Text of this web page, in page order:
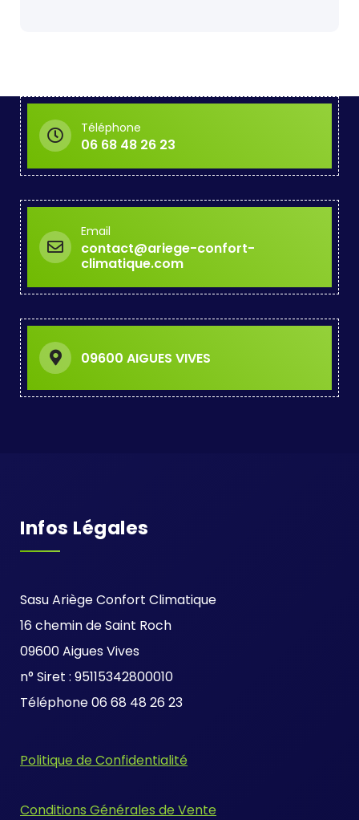
Téléphone
06 68 48 26 23
Email
contact@ariege-confort-
climatique.com
09600 AIGUES VIVES
Infos Légales
Sasu Ariège Confort Climatique
16 chemin de Saint Roch
09600 Aigues Vives
n° Siret : 95115342800010
Téléphone 06 68 48 26 23
Politique de Confidentialité
Conditions Générales de Vente